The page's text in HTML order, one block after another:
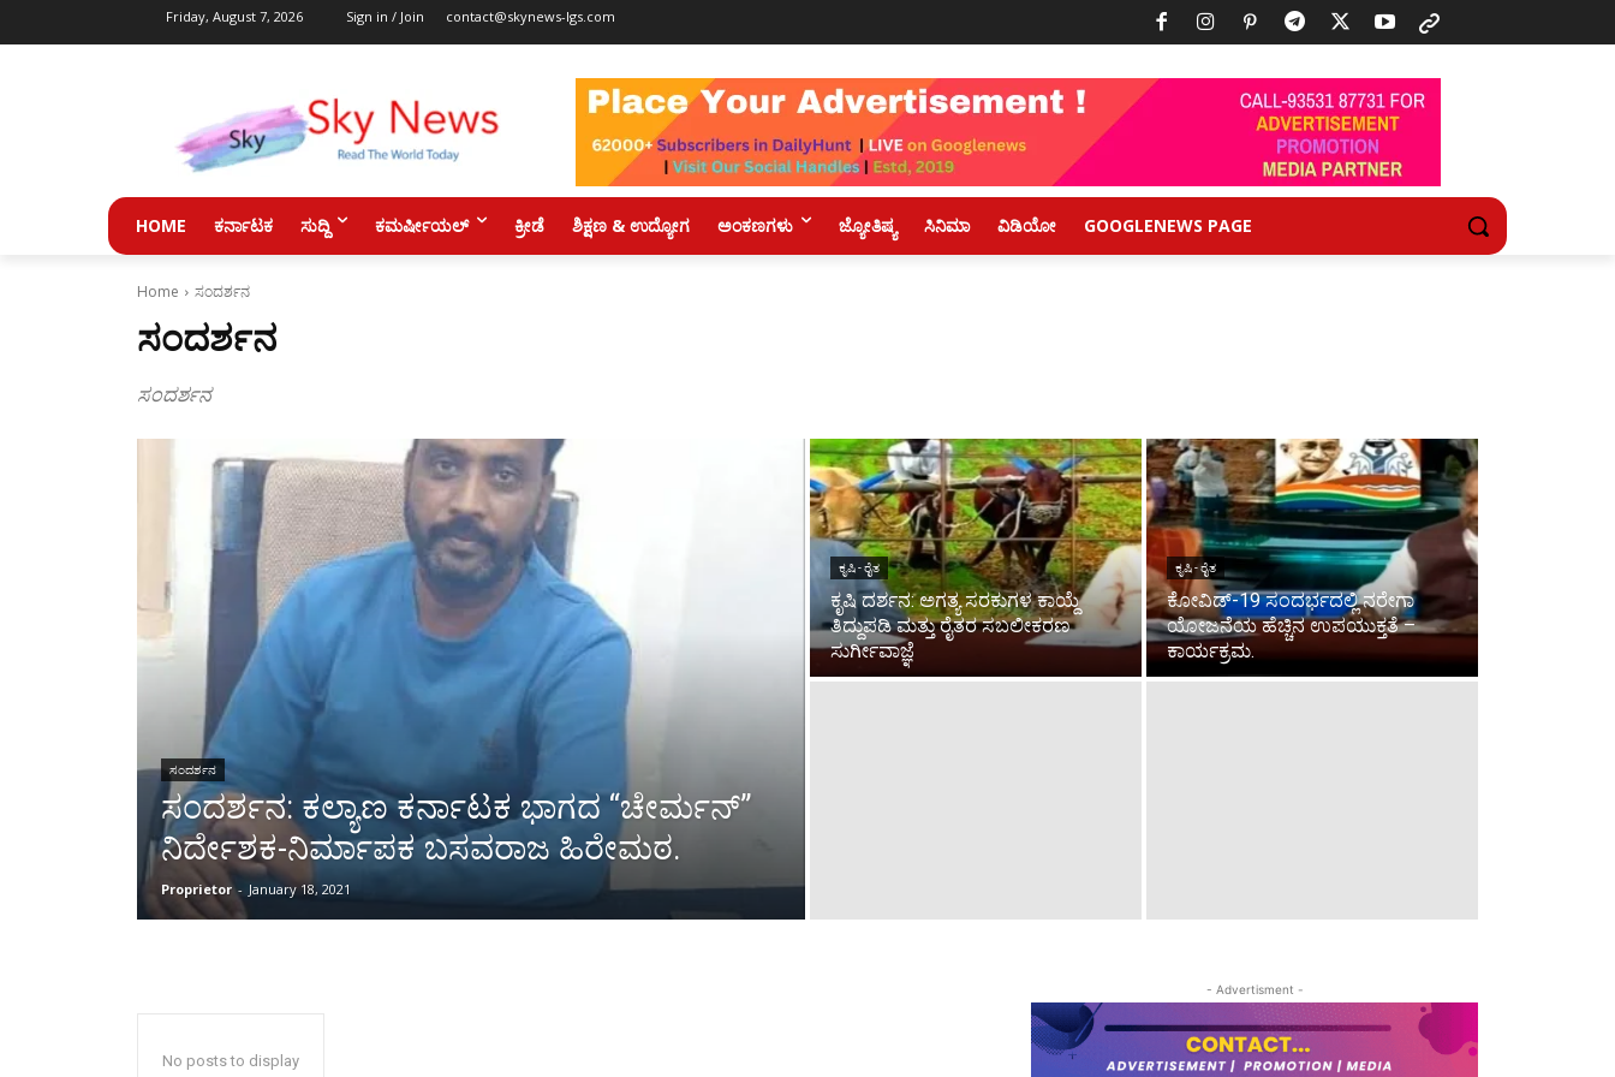
Friday, August 7, 2026 Sign in / Join contact@skynews-lgs.com
HOME ಕರ್ನಾಟಕ ಸುದ್ದಿ ಕಮರ್ಷೀಯಲ್ ಕ್ರೀಡೆ ಶಿಕ್ಷಣ & ಉದ್ಯೋಗ ಅಂಕಣಗಳು ಜ್ಯೋತಿಷ್ಯ ಸಿನಿಮಾ ವಿಡಿಯೋ GOOGLENEWS PAGE
Home ಸಂದರ್ಶನ
ಸಂದರ್ಶನ
ಸಂದರ್ಶನ
ಸಂದರ್ಶನ
ಸಂದರ್ಶನ: ಕಲ್ಯಾಣ ಕರ್ನಾಟಕ ಭಾಗದ “ಚೇರ್ಮನ್”
ನಿರ್ದೇಶಕ-ನಿರ್ಮಾಪಕ ಬಸವರಾಜ ಹಿರೇಮಠ.
Proprietor - January 18, 2021
ಕೃಷಿ - ರೈತ
ಕೃಷಿ ದರ್ಶನ: ಅಗತ್ಯ ಸರಕುಗಳ ಕಾಯ್ದೆ
ತಿದ್ದುಪಡಿ ಮತ್ತು ರೈತರ ಸಬಲೀಕರಣ
ಸುರ್ಗೀವಾಜ್ಞೆ
ಕೃಷಿ - ರೈತ
ಕೋವಿಡ್-19 ಸಂದರ್ಭದಲ್ಲಿ ನರೇಗಾ
ಯೋಜನೆಯ ಹೆಚ್ಚಿನ ಉಪಯುಕ್ತತೆ –
ಕಾರ್ಯಕ್ರಮ.
No posts to display
- Advertisment -